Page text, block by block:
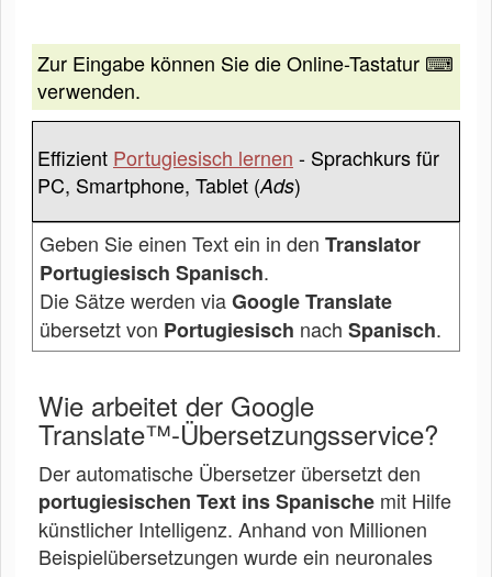
Zur Eingabe können Sie die Online-Tastatur ⌨
verwenden.
Effizient Portugiesisch lernen - Sprachkurs für
PC, Smartphone, Tablet (Ads)
Geben Sie einen Text ein in den Translator
Portugiesisch Spanisch.
Die Sätze werden viaGoogle Translate
übersetzt von Portugiesisch nach Spanisch.
Wie arbeitet der Google
Translate™-Übersetzungsservice?
Der automatische Übersetzer übersetzt den
portugiesischen Text ins Spanische mit Hilfe
künstlicher Intelligenz. Anhand von Millionen
Beispielübersetzungen wurde ein neuronales